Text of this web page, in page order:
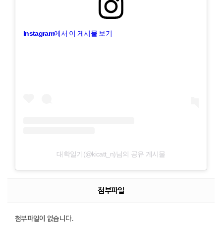
Instagram에서 이 게시물 보기
대학일기(@kicatt_n)님의 공유 게시물
첨부파일
첨부파일이 없습니다.